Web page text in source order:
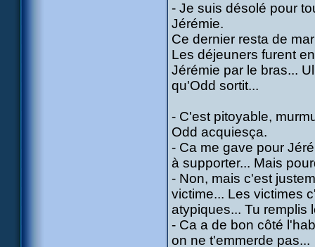
- Je suis désolé pour
Jérémie.
Ce dernier resta de
Les déjeuners furent
Jérémie par le bras...
qu'Odd sortit...
- C'est pitoyable,
Odd acquiesça.
- Ca me gave pour
à supporter... Mais
- Non, mais c'est
victime... Les victimes
atypiques... Tu remplis
- Ca a de bon côté
on ne t'emmerde pas...